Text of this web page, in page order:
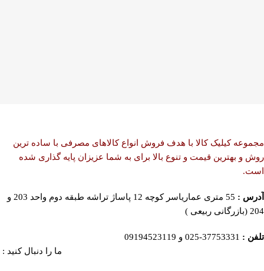
مجموعه کیلیک کالا با هدف فروش انواع کالاهای مصرفی با ساده ترین
روش و بهترین قیمت و تنوع بالا برای به شما عزیزان پایه گذاری شده
است.
آدرس :
55 متری عماریاسر کوچه 12 پاساژ تراشه طبقه دوم واحد 203 و
204 (بازرگانی ربیعی )
تلفن : 37753331-025 و 09194523119
ما را دنبال کنید :